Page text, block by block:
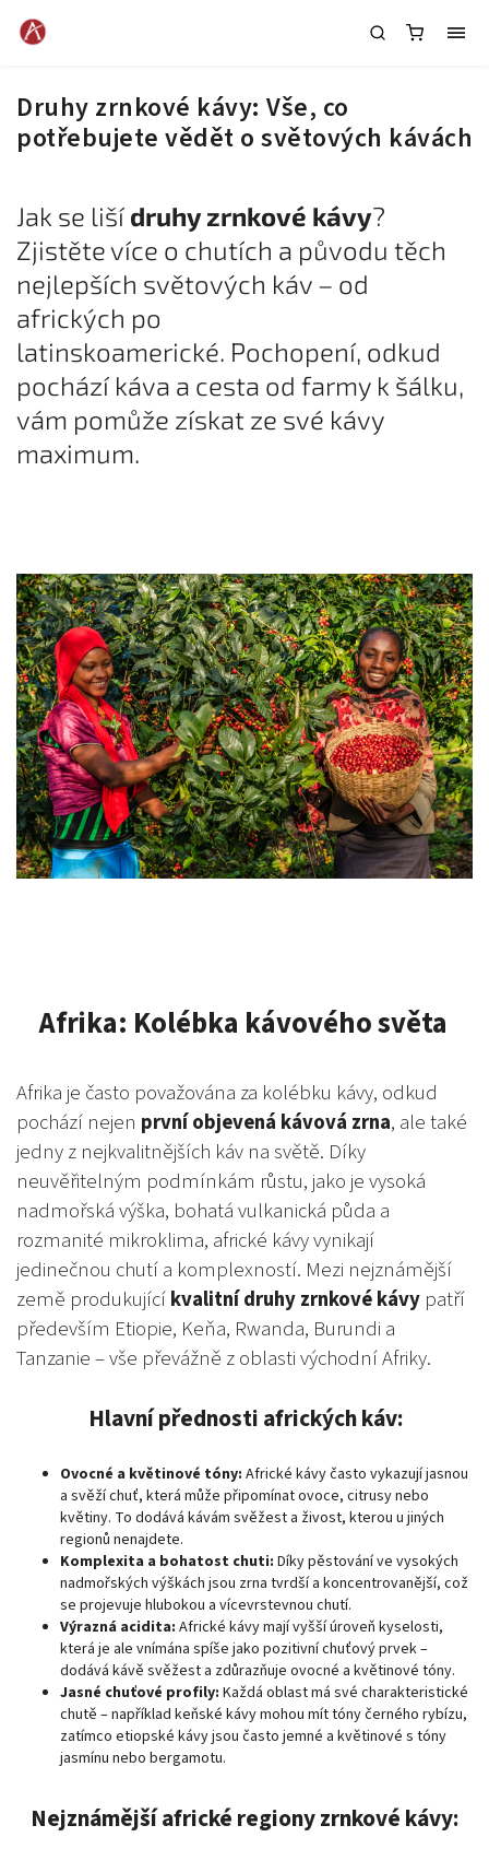
Druhy zrnkové kávy: Vše, co
potřebujete vědět o světových kávách
Jak se liší druhy zrnkové kávy?
Zjistěte více o chutích a původu těch
nejlepších světových káv – od
afrických po
latinskoamerické. Pochopení, odkud
pochází káva a cesta od farmy k šálku,
vám pomůže získat ze své kávy
maximum.
Afrika: Kolébka kávového světa
Afrika je často považována za kolébku kávy, odkud
pochází nejen první objevená kávová zrna, ale také
jedny z nejkvalitnějších káv na světě. Díky
neuvěřitelným podmínkám růstu, jako je vysoká
nadmořská výška, bohatá vulkanická půda a
rozmanité mikroklima, africké kávy vynikají
jedinečnou chutí a komplexností. Mezi nejznámější
země produkujícíkvalitní druhy zrnkové kávy patří
především Etiopie, Keňa, Rwanda, Burundi a
Tanzanie – vše převážně z oblasti východní Afriky.
Hlavní přednosti afrických káv:
Ovocné a květinové tóny: Africké kávy často vykazují jasnou
a svěží chuť, která může připomínat ovoce, citrusy nebo
květiny. To dodává kávám svěžest a živost, kterou u jiných
regionů nenajdete.
Komplexita a bohatost chuti: Díky pěstování ve vysokých
nadmořských výškách jsou zrna tvrdší a koncentrovanější, což
se projevuje hlubokou a vícevrstevnou chutí.
Výrazná acidita: Africké kávy mají vyšší úroveň kyselosti,
která je ale vnímána spíše jako pozitivní chuťový prvek –
dodává kávě svěžest a zdůrazňuje ovocné a květinové tóny.
Jasné chuťové profily: Každá oblast má své charakteristické
chutě – například keňské kávy mohou mít tóny černého rybízu,
zatímco etiopské kávy jsou často jemné a květinové s tóny
jasmínu nebo bergamotu.
Nejznámější africké regiony zrnkové kávy: